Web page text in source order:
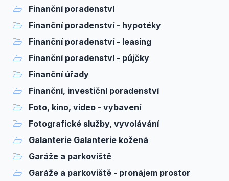
Finanční poradenství
Finanční poradenství - hypotéky
Finanční poradenství - leasing
Finanční poradenství - půjčky
Finanční úřady
Finanční, investiční poradenství
Foto, kino, video - vybavení
Fotografické služby, vyvolávání
Galanterie Galanterie kožená
Garáže a parkoviště
Garáže a parkoviště - pronájem prostor